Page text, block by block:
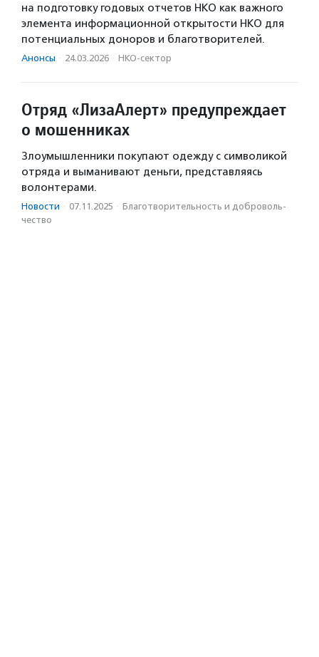
на подготовку годовых отчетов НКО как важного
элемента информационной открытости НКО для
потенциальных доноров и благотворителей.
Анонсы · 24.03.2026 · НКО-сектор
Отряд «ЛизаАлерт» предупреждает
о мошенниках
Злоумышленники покупают одежду с символикой
отряда и выманивают деньги, представляясь
волонтерами.
Новости · 07.11.2025 · Благотвори­тель­ность и доброволь­
чест­во